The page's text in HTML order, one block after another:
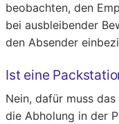
beobachten, den
bei ausbleibender
den Absender
Ist eine
Nein, dafür muss
die Abholung in der